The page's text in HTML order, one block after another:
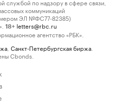
службой по надзору в сфере связи,
коммуникаций
ЭЛ №ФС77-82385)
18+ letters@rbc.ru
агентство «РБК».
Санкт-Петербургская биржа
Cbonds.